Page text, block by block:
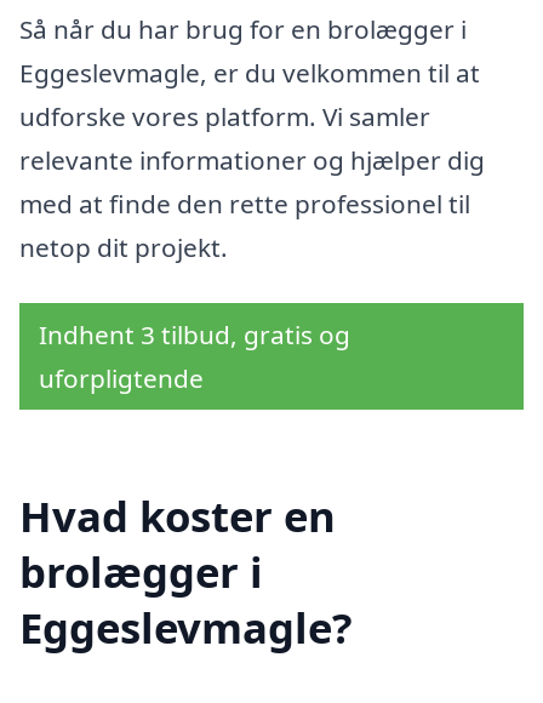
Så når du har brug for en brolægger i
Eggeslevmagle, er du velkommen til at
udforske vores platform. Vi samler
relevante informationer og hjælper dig
med at finde den rette professionel til
netop dit projekt.
Indhent 3 tilbud, gratis og
uforpligtende
Hvad koster en
brolægger i
Eggeslevmagle?